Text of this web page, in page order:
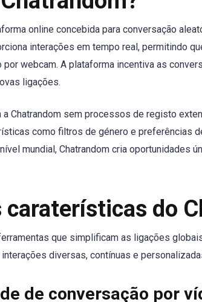
online concebida para conversação
interações em tempo real, permitindo
por webcam. A plataforma incentiva as
ligações.
Chatrandom sem processos de registo
como filtros de género e preferências
mundial, Chatrandom cria oportunidades
caraterísticas do
que simplificam as ligações
diversas, contínuas e
de conversação por